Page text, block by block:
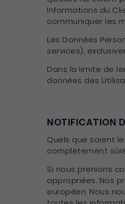
Informations du
communiquer les
Les Données
services),
Dans la limite de
données des
NOTIFICATION
Quels que soient
complètement
Si nous prenions
appropriées. Nos
européen. Nous